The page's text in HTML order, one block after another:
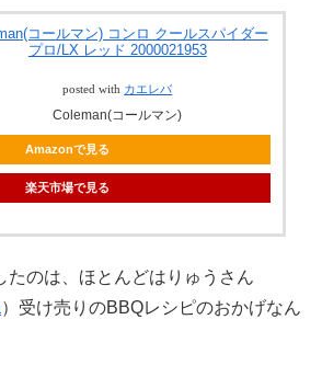
コールマン) コンロ クールスパイダー
プロ/LX レッド 2000021953
posted with カエレバ
Coleman(コールマン)
Amazonで見る
楽天市場で見る
たのは、ほとんどはりゅうさん
）受け売りのBBQレシピのおかげなん